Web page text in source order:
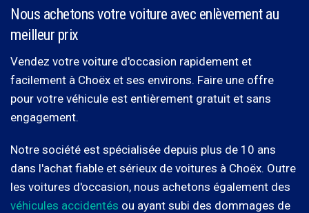
Nous achetons votre voiture avec enlèvement au
meilleur prix‎
Vendez votre voiture d'occasion rapidement et
facilement à Choëx et ses environs. Faire une offre
pour votre véhicule est entièrement gratuit et sans
engagement.
Notre société est spécialisée depuis plus de 10 ans
dans l'achat fiable et sérieux de voitures à Choëx. Outre
les voitures d'occasion, nous achetons également des
véhicules accidentés ou ayant subi des dommages de